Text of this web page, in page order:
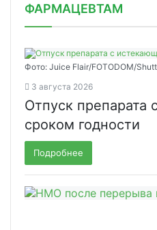
ФАРМАЦЕВТАМ
Фото: Juice Flair/FOTODOM/
3 августа 2026
Отпуск препарата
сроком годности
Подробнее